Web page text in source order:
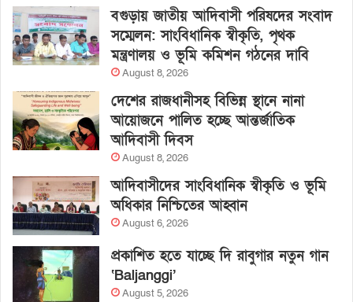
বগুড়ায় জাতীয় আদিবাসী পরিষদের সংবাদ
সম্মেলন: সাংবিধানিক স্বীকৃতি, পৃথক
মন্ত্রণালয় ও ভূমি কমিশন গঠনের দাবি
August 8, 2026
দেশের রাজধানীসহ বিভিন্ন স্থানে নানা
আয়োজনে পালিত হচ্ছে আন্তর্জাতিক
আদিবাসী দিবস
August 8, 2026
আদিবাসীদের সাংবিধানিক স্বীকৃতি ও ভূমি
অধিকার নিশ্চিতের আহ্বান
August 6, 2026
প্রকাশিত হতে যাচ্ছে দি রাবুগার নতুন গান
‘Baljanggi’
August 5, 2026